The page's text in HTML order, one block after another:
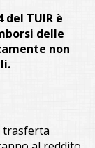
del TUIR è
delle
non
trasferta